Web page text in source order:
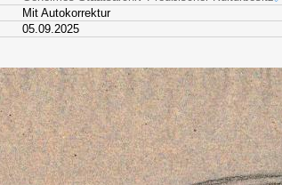
Mit Autokorrektur
05.09.2025